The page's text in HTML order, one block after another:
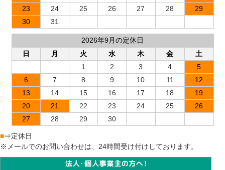
23
24 25 26 27 28
29
30
31
2026年9月の定休日
日
月 火 水 木 金
土
1
2 3 4
5
6
7 8 9 10 11
12
13
14 15 16 17 18
19
20
21 22 23 24 25
26
27
28 29 30
■⇒定休日
※メールでのお問い合わせは、24時間受け付けしております。